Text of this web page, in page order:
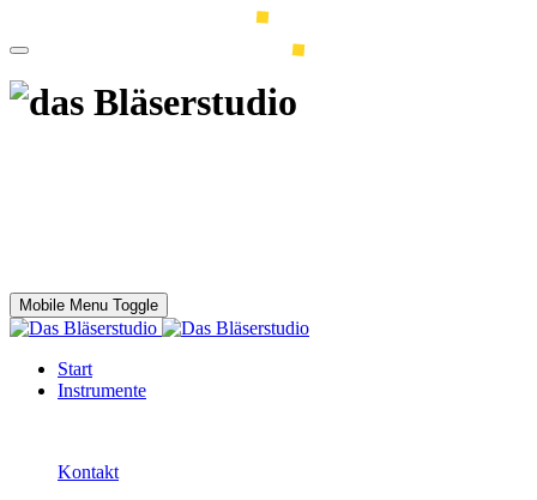
Mobile Menu Toggle
Start
Instrumente
Kontakt